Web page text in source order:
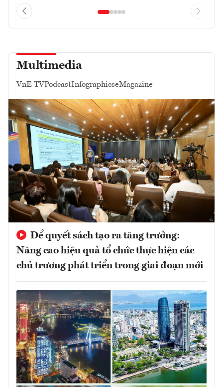
Multimedia
VnE TVPodcastInfographicseMagazine
Để quyết sách tạo ra tăng trưởng:
Nâng cao hiệu quả tổ chức thực hiện các
chủ trương phát triển trong giai đoạn mới